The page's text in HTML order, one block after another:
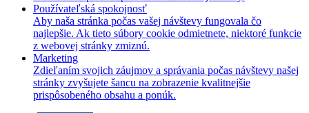
Používateľská spokojnosť
Aby naša stránka počas vašej návštevy fungovala čo
najlepšie. Ak tieto súbory cookie odmietnete, niektoré funkcie
z webovej stránky zmiznú.
Marketing
Zdieľaním svojich záujmov a správania počas návštevy našej
stránky zvyšujete šancu na zobrazenie kvalitnejšie
prispôsobeného obsahu a ponúk.